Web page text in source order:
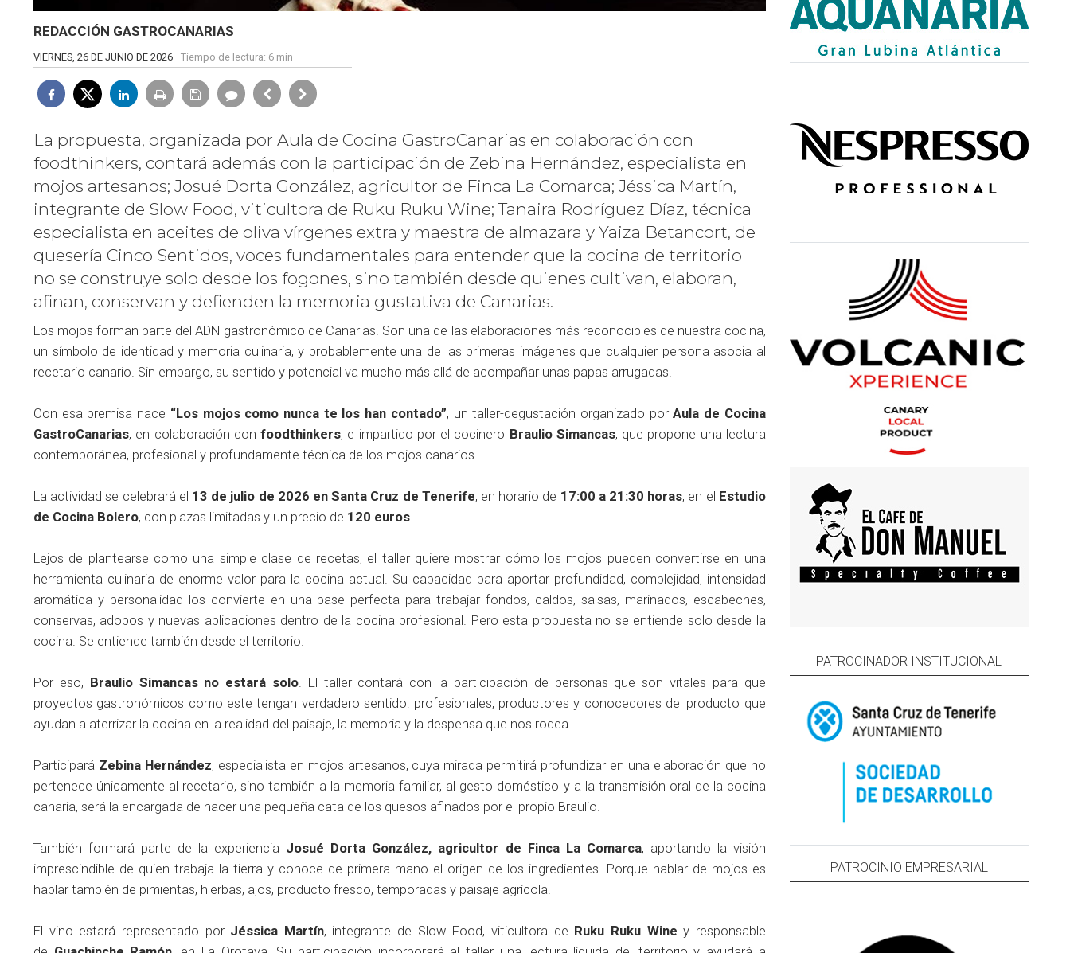
REDACCIÓN GASTROCANARIAS
VIERNES, 26 DE JUNIO DE 2026 Tiempo de lectura: 6 min
La propuesta, organizada por Aula de Cocina GastroCanarias en colaboración con
foodthinkers, contará además con la participación de Zebina Hernández, especialista en
mojos artesanos; Josué Dorta González, agricultor de Finca La Comarca; Jéssica Martín,
integrante de Slow Food, viticultora de Ruku Ruku Wine; Tanaira Rodríguez Díaz, técnica
especialista en aceites de oliva vírgenes extra y maestra de almazara y Yaiza Betancort, de
quesería Cinco Sentidos, voces fundamentales para entender que la cocina de territorio
no se construye solo desde los fogones, sino también desde quienes cultivan, elaboran,
afinan, conservan y defienden la memoria gustativa de Canarias.
Los mojos forman parte del ADN gastronómico de Canarias. Son una de las elaboraciones más reconocibles de nuestra cocina,
un símbolo de identidad y memoria culinaria, y probablemente una de las primeras imágenes que cualquier persona asocia al
recetario canario. Sin embargo, su sentido y potencial va mucho más allá de acompañar unas papas arrugadas.
Con esa premisa nace “Los mojos como nunca te los han contado”, un taller-degustación organizado porAula de Cocina
GastroCanarias, en colaboración confoodthinkers, e impartido por el cocinero Braulio Simancas, que propone una lectura
contemporánea, profesional y profundamente técnica de los mojos canarios.
La actividad se celebrará el 13 de julio de 2026 en Santa Cruz de Tenerife, en horario de 17:00 a 21:30 horas, en el Estudio
de Cocina Bolero, con plazas limitadas y un precio de 120 euros.
Lejos de plantearse como una simple clase de recetas, el taller quiere mostrar cómo los mojos pueden convertirse en una
herramienta culinaria de enorme valor para la cocina actual. Su capacidad para aportar profundidad, complejidad, intensidad
aromática y personalidad los convierte en una base perfecta para trabajar fondos, caldos, salsas, marinados, escabeches,
conservas, adobos y nuevas aplicaciones dentro de la cocina profesional. Pero esta propuesta no se entiende solo desde la
cocina. Se entiende también desde el territorio.
Por eso, Braulio Simancas no estará solo. El taller contará con la participación de personas que son vitales para que
proyectos gastronómicos como este tengan verdadero sentido: profesionales, productores y conocedores del producto que
ayudan a aterrizar la cocina en la realidad del paisaje, la memoria y la despensa que nos rodea.
Participará Zebina Hernández, especialista en mojos artesanos, cuya mirada permitirá profundizar en una elaboración que no
pertenece únicamente al recetario, sino también a la memoria familiar, al gesto doméstico y a la transmisión oral de la cocina
canaria, será la encargada de hacer una pequeña cata de los quesos afinados por el propio Braulio.
También formará parte de la experiencia Josué Dorta González, agricultor de Finca La Comarca, aportando la visión
imprescindible de quien trabaja la tierra y conoce de primera mano el origen de los ingredientes. Porque hablar de mojos es
hablar también de pimientas, hierbas, ajos, producto fresco, temporadas y paisaje agrícola.
El vino estará representado por Jéssica Martín, integrante de Slow Food, viticultora de Ruku Ruku Wine y responsable
PATROCINADOR INSTITUCIONAL
PATROCINIO EMPRESARIAL